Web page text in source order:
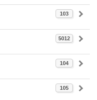
103
5012
104
105